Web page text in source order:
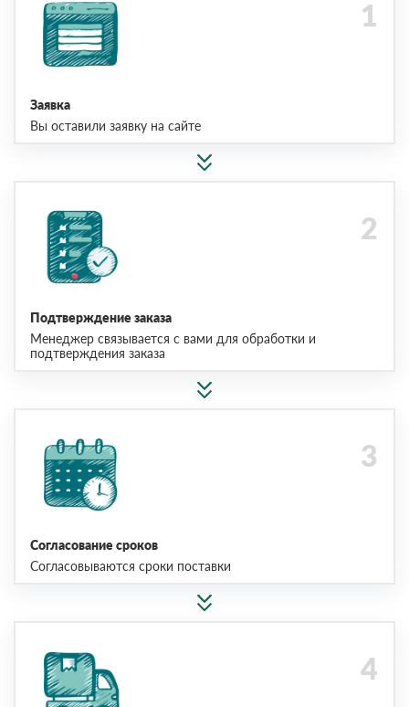
Заявка
Вы оставили заявку на сайте
Подтверждение заказа
Менеджер связывается с вами для обработки и
подтверждения заказа
Согласование сроков
Согласовываются сроки поставки